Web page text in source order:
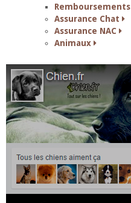
Remboursements
Assurance Chat
Assurance NAC
Animaux